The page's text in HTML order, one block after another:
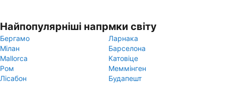
Найпопулярніші напрмки світу
Бергамо
Ларнака
Мілан
Барселона
Mallorca
Катовіце
Ром
Меммінген
Лісабон
Будапешт